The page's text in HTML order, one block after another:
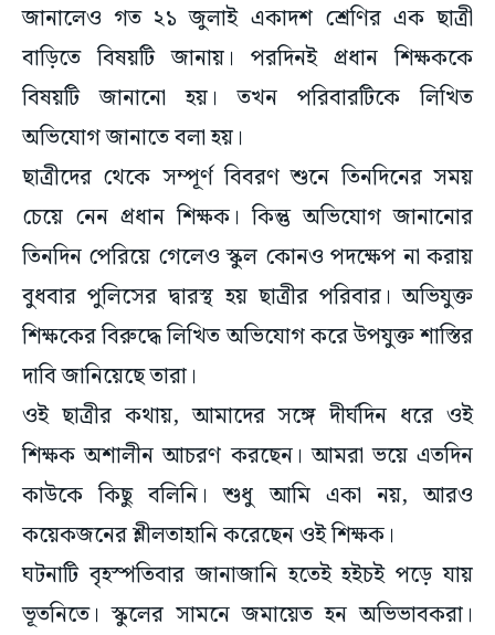
জানালেও গত ২১ জুলাই একাদশ শ্রেণির এক ছাত্রী
বাড়িতে বিষয়টি জানায়। পরদিনই প্রধান শিক্ষককে
বিষয়টি জানানো হয়। তখন পরিবারটিকে লিখিত
অভিযোগ জানাতে বলা হয়।
ছাত্রীদের থেকে সম্পূর্ণ বিবরণ শুনে তিনদিনের সময়
চেয়ে নেন প্রধান শিক্ষক। কিন্তু অভিযোগ জানানোর
তিনদিন পেরিয়ে গেলেও স্কুল কোনও পদক্ষেপ না করায়
বুধবার পুলিসের দ্বারস্থ হয় ছাত্রীর পরিবার। অভিযুক্ত
শিক্ষকের বিরুদ্ধে লিখিত অভিযোগ করে উপযুক্ত শাস্তির
দাবি জানিয়েছে তারা।
ওই ছাত্রীর কথায়, আমাদের সঙ্গে দীর্ঘদিন ধরে ওই
শিক্ষক অশালীন আচরণ করছেন। আমরা ভয়ে এতদিন
কাউকে কিছু বলিনি। শুধু আমি একা নয়, আরও
কয়েকজনের শ্লীলতাহানি করেছেন ওই শিক্ষক।
ঘটনাটি বৃহস্পতিবার জানাজানি হতেই হইচই পড়ে যায়
ভূতনিতে। স্কুলের সামনে জমায়েত হন অভিভাবকরা।